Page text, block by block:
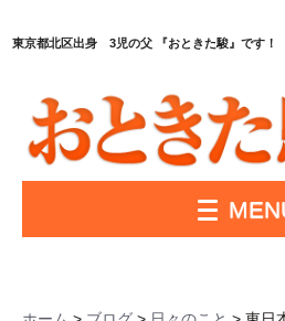
東京都北区出身 3児の父 『おときた駿』です！